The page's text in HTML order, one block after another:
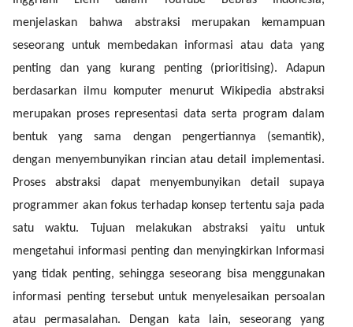
menjelaskan bahwa abstraksi merupakan kemampuan
seseorang untuk membedakan informasi atau data yang
penting dan yang kurang penting (prioritising). Adapun
berdasarkan ilmu komputer menurut Wikipedia abstraksi
merupakan proses representasi data serta program dalam
bentuk yang sama dengan pengertiannya (semantik),
dengan menyembunyikan rincian atau detail implementasi.
Proses abstraksi dapat menyembunyikan detail supaya
programmer akan fokus terhadap konsep tertentu saja pada
satu waktu. Tujuan melakukan abstraksi yaitu untuk
mengetahui informasi penting dan menyingkirkan Informasi
yang tidak penting, sehingga seseorang bisa menggunakan
informasi penting tersebut untuk menyelesaikan persoalan
atau permasalahan. Dengan kata lain, seseorang yang